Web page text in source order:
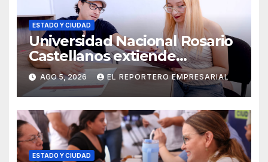
ESTADO Y CIUDAD
Universidad Nacional Rosario
Castellanos extiende
convocatoria de ingreso al 31
de agosto
AGO 5, 2026 EL REPORTERO EMPRESARIAL
ESTADO Y CIUDAD